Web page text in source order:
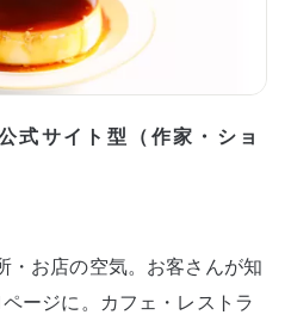
式サイト型（作家・ショ
・お店の空気。お客さんが知
ージに。カフェ・レストラ